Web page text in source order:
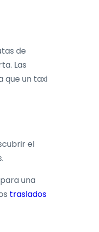
de
Las
que un taxi
el
una
traslados